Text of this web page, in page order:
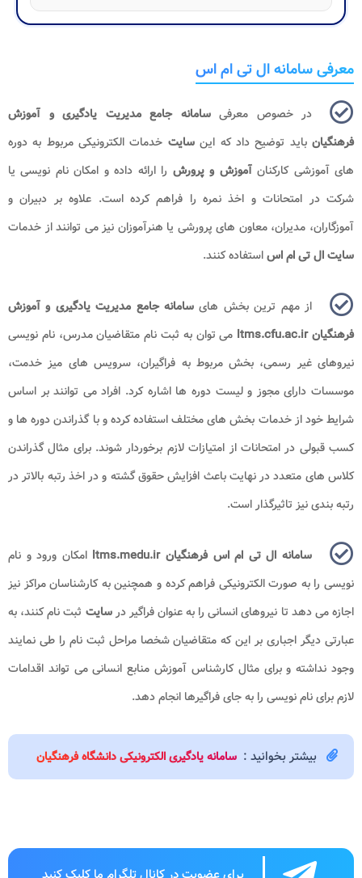
معرفی سامانه ال تی ام اس
در خصوص معرفیسامانه جامع مدیریت یادگیری و آموزش
فرهنگیانباید توضیح داد که اینسایت خدمات الکترونیکی مربوط به دوره
های آموزشی کارکنانآموزش و پرورش را ارائه داده و امکان نام نویسی یا
شرکت در امتحانات و اخذ نمره را فراهم کرده است. علاوه بر دبیران و
آموزگاران، مدیران، معاون های پرورشی یا هنرآموزان نیز می توانند از خدمات
سایت ال تی ام اساستفاده کنند.
از مهم ترین بخش هایسامانه جامع مدیریت یادگیری و آموزش
فرهنگیان ltms.cfu.ac.ir
می توان به ثبت نام متقاضیان مدرس، نام نویسی
نیروهای غیر رسمی، بخش مربوط به فراگیران، سرویس های میز خدمت،
موسسات دارای مجوز و لیست دوره ها اشاره کرد. افراد می توانند بر اساس
شرایط خود از خدمات بخش های مختلف استفاده کرده و با گذراندن دوره ها و
کسب قبولی در امتحانات از امتیازات لازم برخوردار شوند. برای مثال گذراندن
کلاس های متعدد در نهایت باعث افزایش حقوق گشته و در اخذ رتبه بالاتر در
رتبه بندی نیز تاثیرگذار است.
سامانه ال تی ام اس فرهنگیان ltms.medu.ir
امکان ورود و نام
نویسی را به صورت الکترونیکی فراهم کرده و همچنین به کارشناسان مراکز نیز
اجازه می دهد تا نیروهای انسانی را به عنوان فراگیر درسایت ثبت نام کنند، به
عبارتی دیگر اجباری بر این که متقاضیان شخصا مراحل ثبت نام را طی نمایند
وجود نداشته و برای مثال کارشناس آموزش منابع انسانی می تواند اقدامات
لازم برای نام نویسی را به جای فراگیرها انجام دهد.
بیشتر بخوانید : سامانه یادگیری الکترونیکی دانشگاه فرهنگیان